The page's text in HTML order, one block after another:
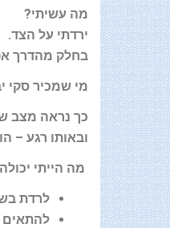
מה עשיתי?
ירדתי על הצד.
בחלק מהדרך
מי שמכיר סקי
כך נראה מצב
ובאותו רגע –
מה הייתי
לרדת
להתאים